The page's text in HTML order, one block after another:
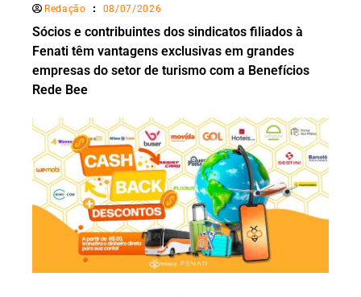
Redação 08/07/2026
Sócios e contribuintes dos sindicatos filiados à
Fenati têm vantagens exclusivas em grandes
empresas do setor de turismo com a Benefícios
Rede Bee